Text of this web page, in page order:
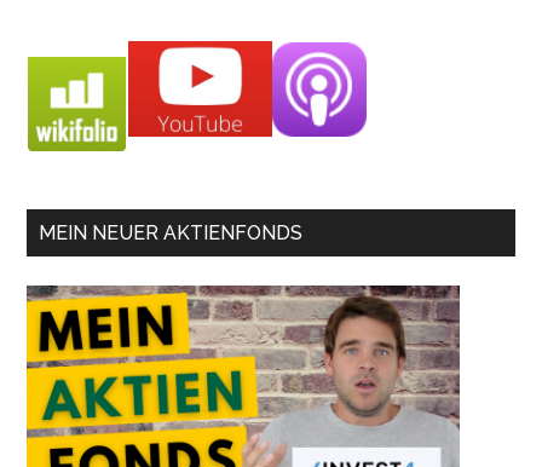
MEIN NEUER AKTIENFONDS